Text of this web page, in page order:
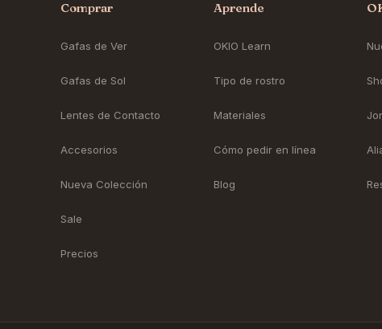
Comprar
Gafas de Ver
Gafas de Sol
Lentes de Contacto
Accesorios
Nueva Colección
Sale
Precios
Aprende
OKIO Learn
Tipo de rostro
Materiales
Cómo pedir en línea
Blog